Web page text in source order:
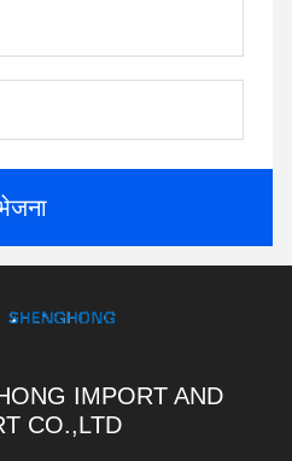
IMPORT AND
CO.,LTD